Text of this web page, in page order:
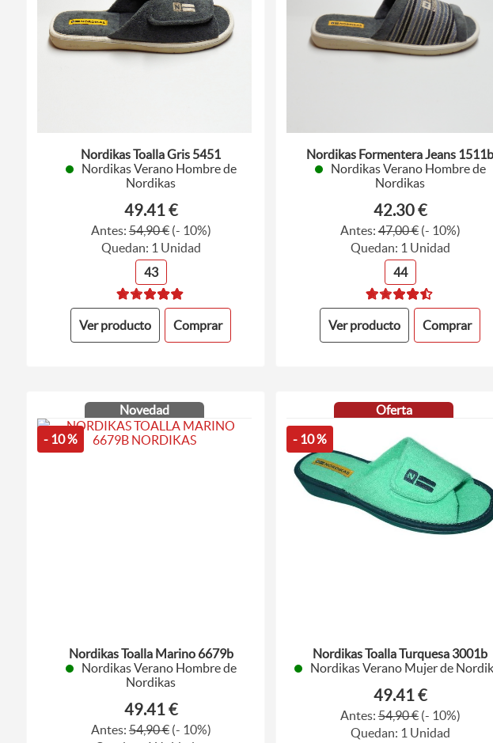
Nordikas Toalla Gris 5451
Nordikas Verano Hombre de
Nordikas
49.41 €
Antes: 54,90 €(- 10%)
Quedan: 1 Unidad
43
Ver producto Comprar
Nordikas Formentera Jeans 1511b
Nordikas Verano Hombre de
Nordikas
42.30 €
Antes:47,00 €(- 10%)
Quedan: 1 Unidad
44
Ver producto Comprar
Novedad
- 10 %
Nordikas Toalla Marino 6679b
Nordikas Verano Hombre de
Nordikas
49.41 €
Antes: 54,90 €(- 10%)
Oferta
- 10 %
Nordikas Toalla Turquesa 3001b
Nordikas Verano Mujer de
49.41 €
Antes:54,90 €(- 10%)
Quedan: 1 Unidad